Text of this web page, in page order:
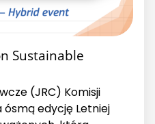
Sustainable
(JRC) Komisji
ósmą edycję Letniej